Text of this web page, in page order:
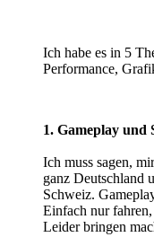
Ich habe es in 5
Performance,
1. Gameplay und
Ich muss sagen,
ganz Deutschland
Schweiz.
Einfach nur
Leider bringen